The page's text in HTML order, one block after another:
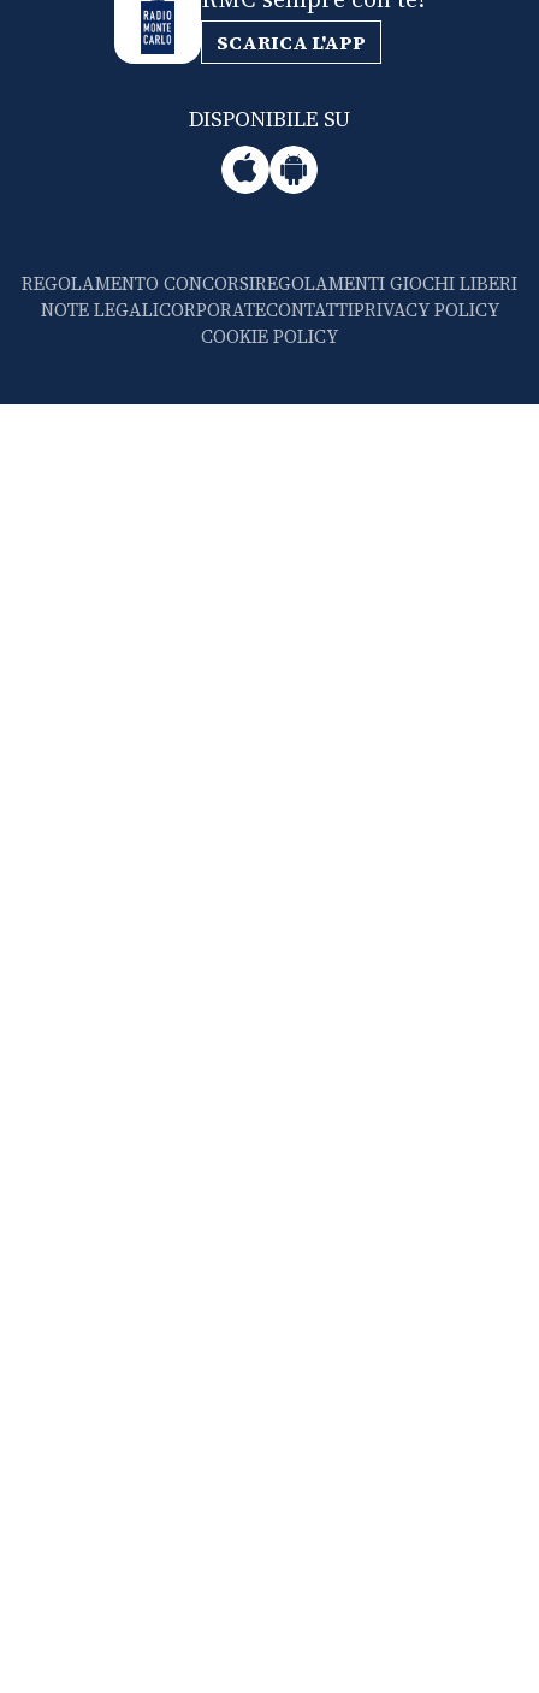
SCARICA L'APP
DISPONIBILE SU
REGOLAMENTO CONCORSIREGOLAMENTI GIOCHI LIBERI
NOTE LEGALICORPORATECONTATTIPRIVACY POLICY
COOKIE POLICY